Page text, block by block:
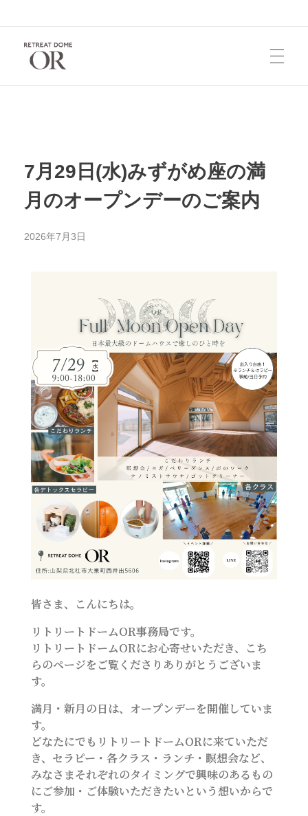
7月29日(水)みずがめ座の満
月のオープンデーのご案内
2026年7月3日
皆さま、こんにちは。
リトリートドームOR事務局です。
リトリートドームORにお心寄せいただき、こち
らのページをご覧くださりありがとうございま
す。
満月・新月の日は、オープンデーを開催していま
す。
どなたにでもリトリートドームORに来ていただ
き、セラピー・各クラス・ランチ・瞑想会など、
みなさまそれぞれのタイミングで興味のあるもの
にご参加・ご体験いただきたいという想いからで
す。